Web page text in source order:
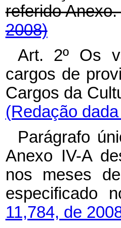
referido
2008)
Art. 2º Os
cargos de
Cargos da
(Redação
Parágrafo
Anexo IV-A
nos meses
especificado
11,784, de